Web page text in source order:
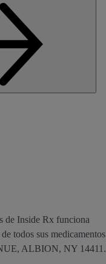
de Inside Rx funciona
todos sus medicamentos
ALBION, NY 14411.